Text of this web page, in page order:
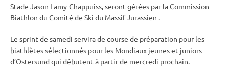
Stade Jason Lamy-Chappuiss, seront gérées par la Commission
Biathlon du Comité de Ski du Massif Jurassien .
Le sprint de samedi servira de course de préparation pour les
biathlètes sélectionnés pour les Mondiaux jeunes et juniors
d’Ostersundqui débutent à partir de mercredi prochain.